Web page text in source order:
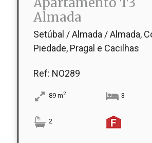
Almada
Setúbal / Almada / Almada,
Piedade, Pragal e Cacilhas
Ref: NO289
89m2 3
2